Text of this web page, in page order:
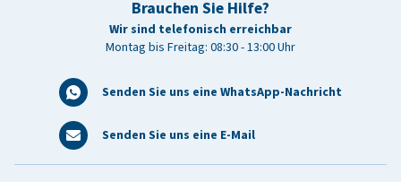
Brauchen Sie Hilfe?
Wir sind telefonisch erreichbar
Montag bis Freitag: 08:30 - 13:00 Uhr
Senden Sie uns eine WhatsApp-Nachricht
Senden Sie uns eine E-Mail